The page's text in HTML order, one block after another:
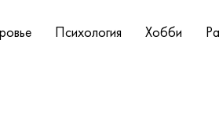
Психология Хобби